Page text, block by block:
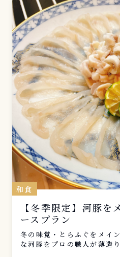
和食
【冬季限定】河豚を
ースプラン
冬の味覚・とらふぐをメイ
な河豚をプロの職人が薄造